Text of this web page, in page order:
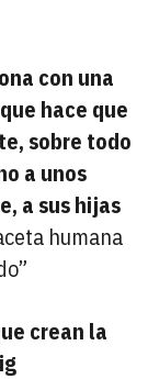
con una
hace que
sobre todo
a unos
a sus hijas
humana
crean la